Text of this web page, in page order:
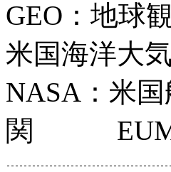
GEO：地
米国海洋大
NASA：米
関